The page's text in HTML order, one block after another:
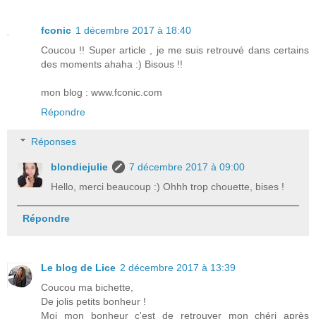
fconic 1 décembre 2017 à 18:40
Coucou !! Super article , je me suis retrouvé dans certains
des moments ahaha :) Bisous !!
mon blog : www.fconic.com
Répondre
Réponses
blondiejulie
7 décembre 2017 à 09:00
Hello, merci beaucoup :) Ohhh trop chouette, bises !
Répondre
Le blog de Lice 2 décembre 2017 à 13:39
Coucou ma bichette,
De jolis petits bonheur !
Moi mon bonheur c'est de retrouver mon chéri après